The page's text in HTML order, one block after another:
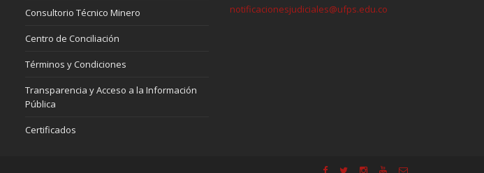
Consultorio Técnico Minero
Centro de Conciliación
Términos y Condiciones
Transparencia y Acceso a la Información
Pública
Certificados
notificacionesjudiciales@ufps.edu.co